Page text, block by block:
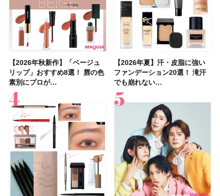
【2026年秋新作】「ベージュ
リップ」おすすめ8選！ 唇の色
素別にプロが…
【2026年夏】汗・皮脂に強い
ファンデーション20選！ 滝汗
でも崩れない…
【2026年夏】汗に強い日焼け
止めのおすすめ13選！ 汗で塗
膜が強化され…
【クリスマスコフレ2026】ク
リニークのホリデーコフレを一
挙紹介！ 人気…
【2026年秋新作】「ベージュ
リップ」おすすめ8選！ 唇の色
素別にプロが…
【2026年夏】汗・皮脂に強い
ファンデーション20選！ 滝汗
でも崩れない…
【2026夏】「リップケア」ラ
ンキングTOP5！＜美容マニア
集団・マキア…
【デパコスのネイルオイル10
選】プレゼントにおすすめ！ケ
ア効果、ビジュ、…
【おすすめダイエットサプリ８
選】食べすぎた日をサポート！
選び方＆糖質・脂…
【40代以上の髪悩み おすすめ
アイテム15選】“白髪・薄毛・
うねり”に最…
【2026年夏】おすすめの髪型
36選！ショート・ボブ・ミディ
アム・ロング…
【最新】髪のうねり・広がり・
くせ毛におすすめのシャンプー
17選
【読者プレゼント】羽の見えな
いハンディファン
「baramood」を3名様…
【2026年8月の一粒万倍日】お
すすめの開運コスメ＆美容アイ
テム10選！
【スック2026新作】秋コレク
ションを全品スウォッチ&イエ
ベブルベ分け！
LUNASOLアイカラーレーショ
ンN EX17Evening Muse …